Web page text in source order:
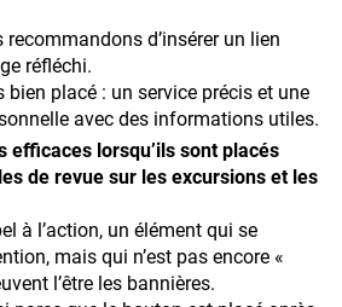
d’insérer un lien
réfléchi.
bien placé : un service précis et une
avec des informations utiles.
efficaces lorsqu’ils sont placés
de revue sur les excursions et les
à l’action, un élément qui se
mais qui n’est pas encore «
l’être les bannières.